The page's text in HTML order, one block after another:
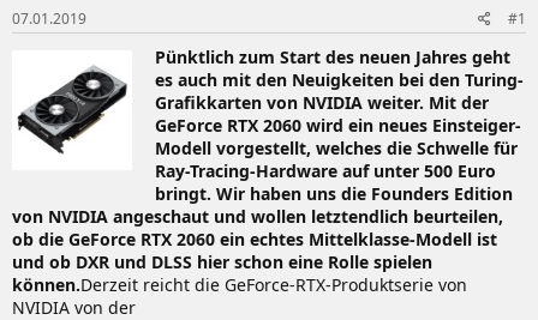
r
m
07.01.2019 #1
Pünktlich zum Start des neuen Jahres geht
es auch mit den Neuigkeiten bei den Turing-
Grafikkarten von NVIDIA weiter. Mit der
GeForce RTX 2060 wird ein neues Einsteiger-
Modell vorgestellt, welches die Schwelle für
Ray-Tracing-Hardware auf unter 500 Euro
bringt. Wir haben uns die Founders Edition
von NVIDIA angeschaut und wollen letztendlich beurteilen,
ob die GeForce RTX 2060 ein echtes Mittelklasse-Modell ist
und ob DXR und DLSS hier schon eine Rolle spielen
können.Derzeit reicht die GeForce-RTX-Produktserie von
NVIDIA von der